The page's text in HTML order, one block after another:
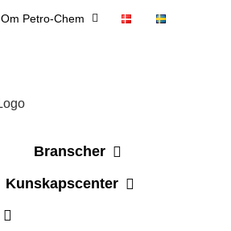
Om Petro-Chem
Branscher
Kunskapscenter